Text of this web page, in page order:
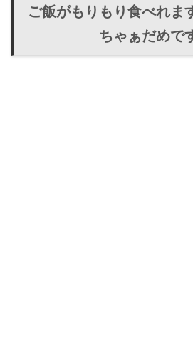
ご飯がもりもり食べれま
ちゃぁだめで